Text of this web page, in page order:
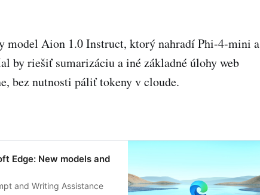
Aion 1.0 Instruct, ktorý nahradí Phi-4-mini a
by riešiť sumarizáciu a iné základné úlohy web
bez nutnosti páliť tokeny v cloude.
Edge: New models and
and Writing Assistance